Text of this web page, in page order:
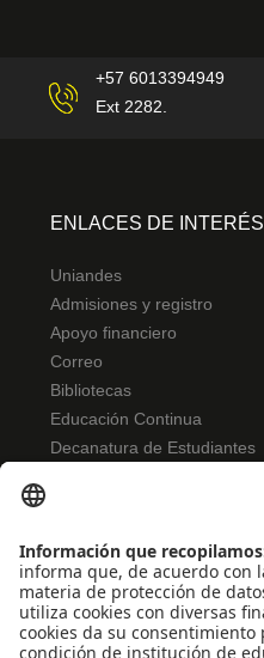
+57 6013394949
Ext 2282.
ENLACES DE INTERÉS
Uniandes
Admisiones y registro
Apoyo financiero
Correo
Bibliotecas
Educación Continua
Decanatura de Estudiantes
NORMATIVIDAD
Reglamento de estudiantes
Bienestar